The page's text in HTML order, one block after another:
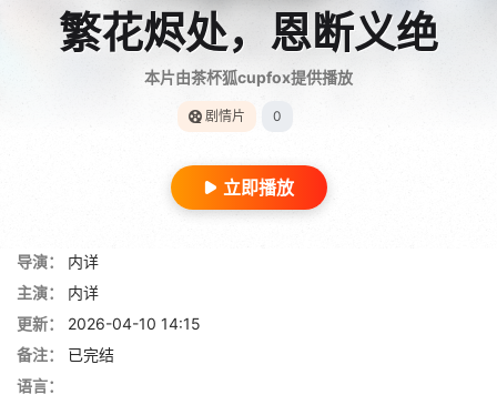
繁花烬处，恩断义绝
本片由茶杯狐cupfox提供播放
剧情片 0
立即播放
导演：
内详
主演：
内详
更新：
2026-04-10 14:15
备注：
已完结
语言：